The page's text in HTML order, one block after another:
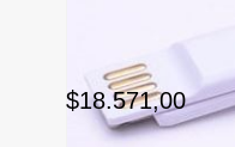
$18.571,00